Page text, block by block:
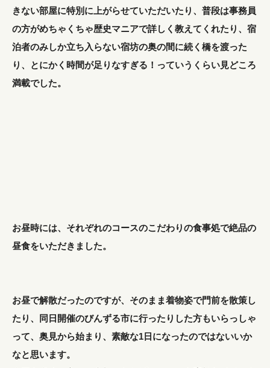
きない部屋に特別に上がらせていただいたり、普段は事務員
の方がめちゃくちゃ歴史マニアで詳しく教えてくれたり、宿
泊者のみしか立ち入らない宿坊の奥の間に続く橋を渡った
り、とにかく時間が足りなすぎる！っていうくらい見どころ
満載でした。
お昼時には、それぞれのコースのこだわりの食事処で絶品の
昼食をいただきました。
お昼で解散だったのですが、そのまま着物姿で門前を散策し
たり、同日開催のびんずる市に行ったりした方もいらっしゃ
って、奥見から始まり、素敵な1日になったのではないいか
なと思います。